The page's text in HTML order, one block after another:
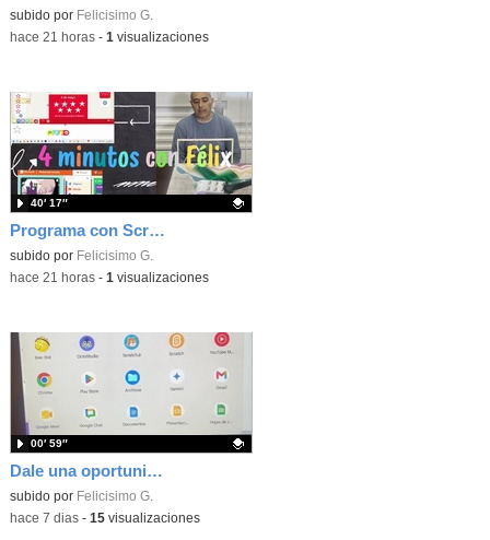
Contenido educativo.
subido por Felicisimo G.
-hace 21 horas- 1 visualizaciones
Programa con Scratch juegos con los partidos del mundial 2026 ganados por España
Contenido educativo.
subido por Felicisimo G.
40′ 17″
-hace 21 horas- 1 visualizaciones
Dale una oportunidad a los Chromebooks y utiliza un proyector para realizar talleres si no tienes pantallas táctiles
Contenido educativo.
subido por Felicisimo G.
00′ 59″
-hace 7 dias- 15visualizaciones